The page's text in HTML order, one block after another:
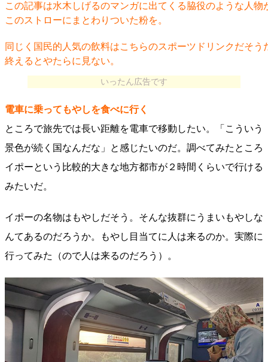
この記事は水木しげるのマンガに出てくる脇役のような人
このストローにまとわりついた粉を。
同じく国民的人気の飲料はこちらのスポーツドリンクだそ
終えるとやたらに見ない。
いったん広告です
電車に乗ってもやしを食べに行く
ところで旅先では長い距離を電車で移動したい。「こういう
景色が続く国なんだな」と感じたいのだ。調べてみたところ
イポーという比較的大きな地方都市が２時間くらいで行ける
みたいだ。
イポーの名物はもやしだそう。そんな抜群にうまいもやしな
んてあるのだろうか。もやし目当てに人は来るのか。実際に
行ってみた（ので人は来るのだろう）。